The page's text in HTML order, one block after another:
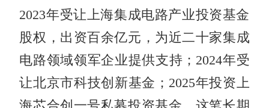
2023年受让上海集成电路产业投资基金
股权，出资百余亿元，为近二十家集成
电路领域领军企业提供支持；2024年受
让北京市科技创新基金；2025年投资上